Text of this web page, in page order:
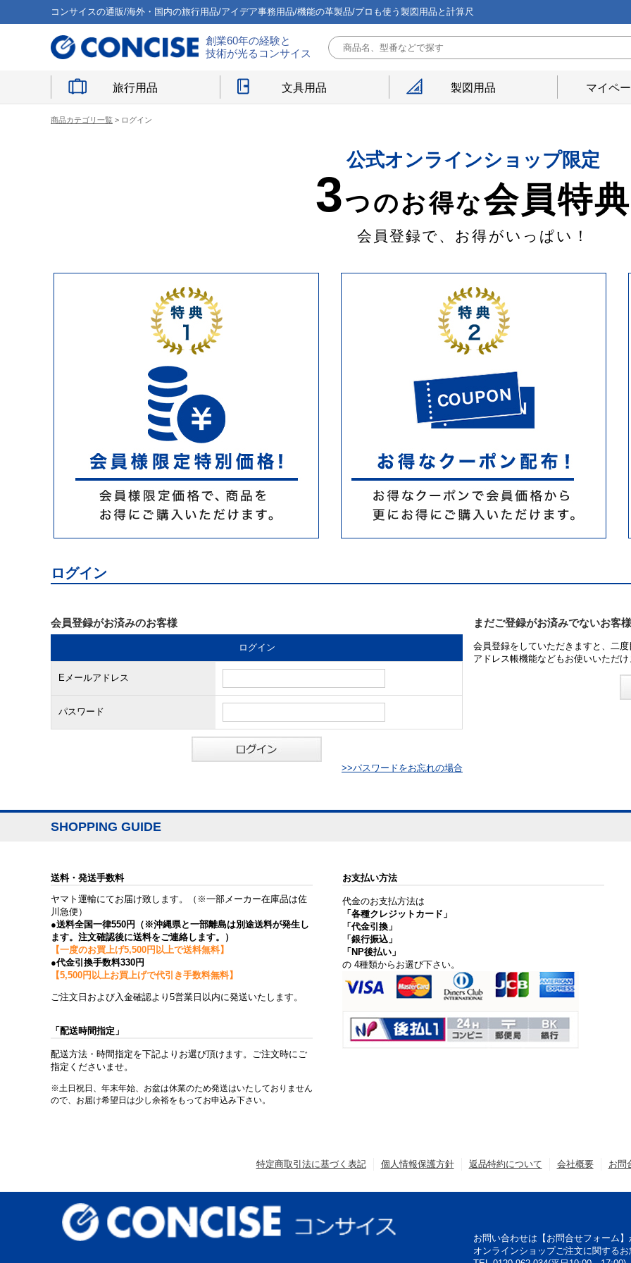
コンサイスの通販/海外・国内の旅行用品/アイデア事務用品/機能の革製品/プロも使う製図用品と計算尺
創業60年の経験と
技術が光るコンサイス
旅行用品 文具用品 製図用品 マイペ
商品カテゴリ一覧 > ログイン
公式オンラインショップ限定
3つのお得な会員特典
会員登録で、お得がいっぱい！
ログイン
会員登録がお済みのお客様
ログイン
Eメールアドレス
パスワード
>>パスワードをお忘れの場合
まだご登録がお済みでないお客様
会員登録をしていただきますと、二
アドレス帳機能などもお使いいただ
SHOPPING GUIDE
送料・発送手数料
ヤマト運輸にてお届け致します。（※一部メーカー在庫品は佐
川急便）
●送料全国一律550円（※沖縄県と一部離島は別途送料が発生し
ます。注文確認後に送料をご連絡します。）
【一度のお買上げ5,500円以上で送料無料】
●代金引換手数料330円
【5,500円以上お買上げで代引き手数料無料】
ご注文日および入金確認より5営業日以内に発送いたします。
「配送時間指定」
配送方法・時間指定を下記よりお選び頂けます。ご注文時にご
指定くださいませ。
※土日祝日、年末年始、お盆は休業のため発送はいたしておりません
ので、お届け希望日は少し余裕をもってお申込み下さい。
お支払い方法
代金のお支払方法は
「各種クレジットカード」
「代金引換」
「銀行振込」
「NP後払い」
の 4種類からお選び下さい。
特定商取引法に基づく表記 個人情報保護方針 返品特約について 会社概要 お問
お問い合わせは【お問合せフォーム
オンラインショップご注文に関する